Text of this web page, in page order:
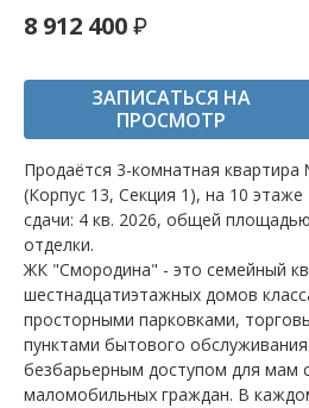
8 912 400
ЗАПИСАТЬСЯ НА
ПРОСМОТР
Продаётся 3-комнатная
(Корпус 13, Секция 1), на 10
сдачи: 4 кв. 2026, общей
отделки.
ЖК "Смородина" - это семейный
шестнадцатиэтажных домов
просторными парковками,
пунктами бытового
безбарьерным доступом для мам
маломобильных граждан. В